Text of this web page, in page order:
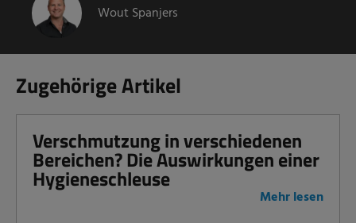
Wout Spanjers
Zugehörige Artikel
Verschmutzung in verschiedenen
Bereichen? Die Auswirkungen einer
Hygieneschleuse
Mehr lesen